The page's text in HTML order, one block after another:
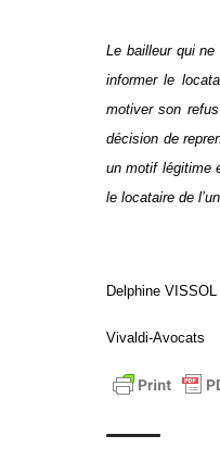
Le bailleur qui
informer le
motiver son
décision de
un motif légitime
le locataire de
Delphine VISSOL
Vivaldi-Avocats